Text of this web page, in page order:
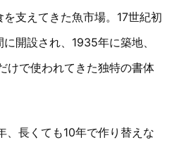
支えてきた魚市場。17世紀初
開設され、1935年に築地、
けで使われてきた独特の書体
、長くても10年で作り替えな